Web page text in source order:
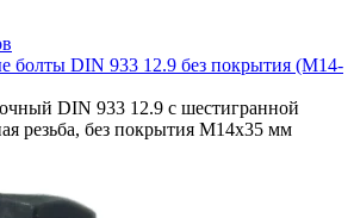
болты DIN 933 12.9 без покрытия (M14-
DIN 933 12.9 с шестигранной
резьба, без покрытия M14x35 мм